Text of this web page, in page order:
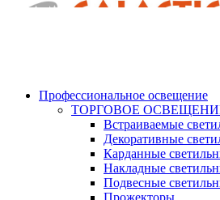
Профессиональное освещение
ТОРГОВОЕ
Встраиваемые
Декоративные
Карданные
Накладные
Подвесные
Прожекторы